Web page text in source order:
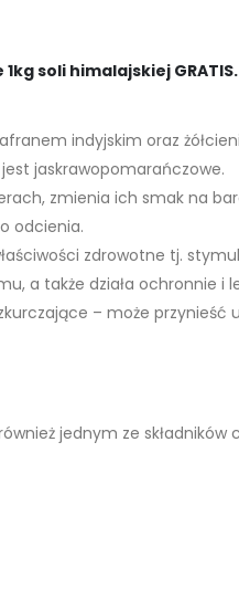
soli himalajskiej GRATIS.
indyjskim oraz
jaskrawopomarańczowe.
zmienia ich smak na
odcienia.
zdrowotne tj.
a także działa ochronnie i
– może przynieść
jednym ze składników